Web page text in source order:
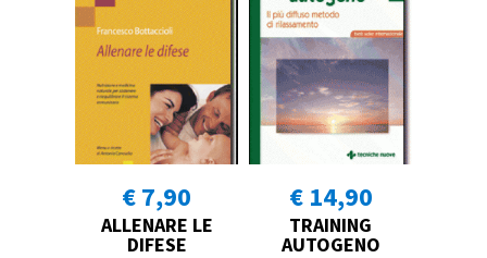
€ 7,90
ALLENARE LE
DIFESE
€ 14,90
TRAINING
AUTOGENO